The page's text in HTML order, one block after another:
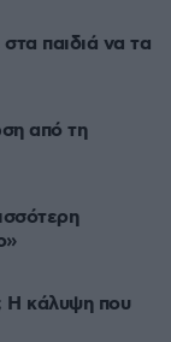
παιδιά να τα
από τη
Η κάλυψη που